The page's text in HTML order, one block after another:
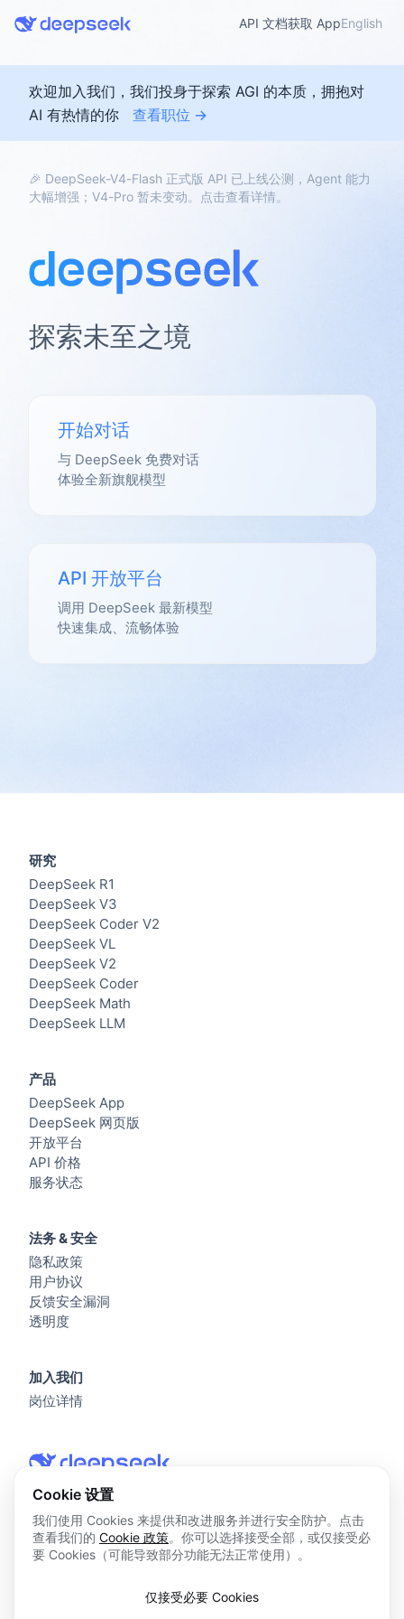
欢迎加入我们，我们投身于探索 AGI 的本质，拥抱对
AI 有热情的你
查看职位 →
🎉 DeepSeek-V4-Flash 正式版 API 已上线公测，Agent 能力
大幅增强；V4-Pro 暂未变动。点击查看详情。
探索未至之境
开始对话
与 DeepSeek 免费对话
体验全新旗舰模型
API 开放平台
调用 DeepSeek 最新模型
快速集成、流畅体验
API 文档获取 AppEnglish
© 2026 杭州深度求索人工智能基础技术研究有限公司 版权所
浙ICP备2023025841号
研究
DeepSeek R1
DeepSeek V3
DeepSeek Coder V2
DeepSeek VL
DeepSeek V2
DeepSeek Coder
DeepSeek Math
DeepSeek LLM
产品
DeepSeek App
DeepSeek 网页版
开放平台
API 价格
服务状态
法务 & 安全
隐私政策
用户协议
反馈安全漏洞
透明度
加入我们
岗位详情
Cookie 设置
我们使用 Cookies 来提供和改进服务并进行安全防护。点击
查看我们的 Cookie 政策。你可以选择接受全部，或仅接受必
要 Cookies（可能导致部分功能无法正常使用）。
仅接受必要 Cookies